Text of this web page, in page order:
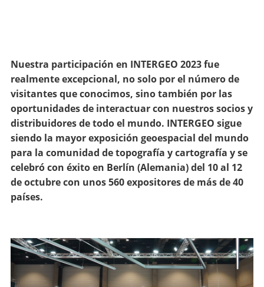
Nuestra participación en INTERGEO 2023 fue
realmente excepcional, no solo por el número de
visitantes que conocimos, sino también por las
oportunidades de interactuar con nuestros socios y
distribuidores de todo el mundo. INTERGEO sigue
siendo la mayor exposición geoespacial del mundo
para la comunidad de topografía y cartografía y se
celebró con éxito en Berlín (Alemania) del 10 al 12
de octubre con unos 560 expositores de más de 40
países.